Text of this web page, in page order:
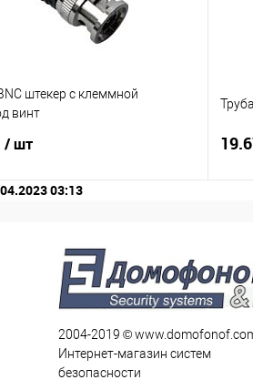
штекер с клеммной
винт
/ шт
03:13
2004-2019 ©
Интернет-магазин систем
безопасности